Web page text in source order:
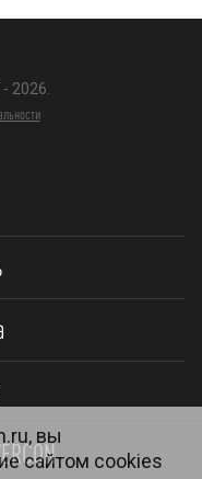
2026.
вы
сайтом cookies